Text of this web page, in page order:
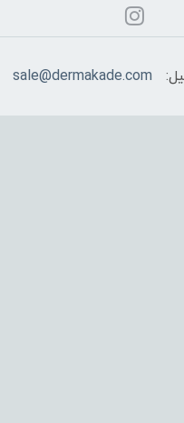
sale@dermakade.com